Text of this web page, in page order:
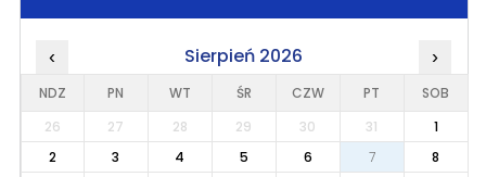
‹ Sierpień 2026 ›
NDZ PN WT ŚR CZW PT
SOB
26
27 28 29 30 31
1
2
3 4 5 6 7
8